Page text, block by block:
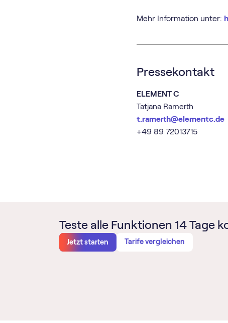
Mehr Information unter:
Pressekontakt
ELEMENT C
Tatjana Ramerth
t.ramerth@elementc.de
+49 89 72013715
Teste alle Funktionen 14 Tage
Jetzt starten Tarife vergleichen